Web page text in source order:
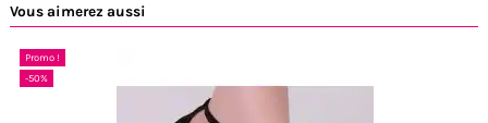
Vous aimerez aussi
Promo !
-50%